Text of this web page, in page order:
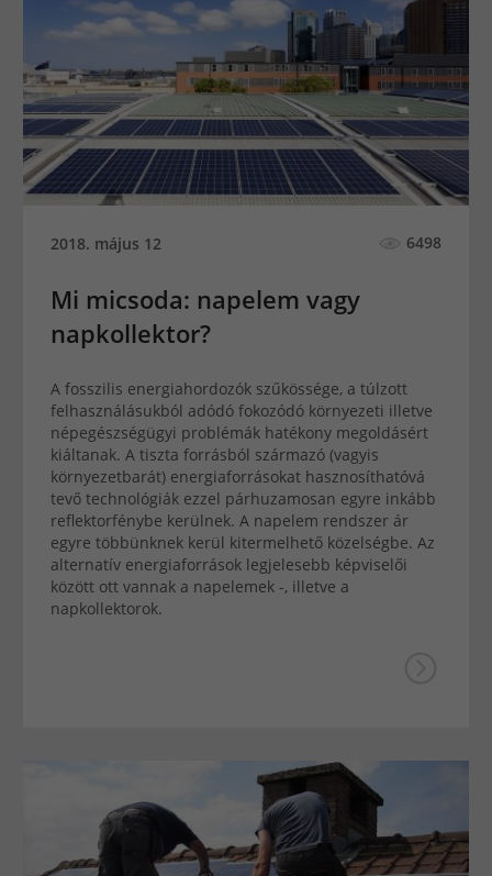
2018. május 12 6498
Mi micsoda: napelem vagy
napkollektor?
A fosszilis energiahordozók szűkössége, a túlzott
felhasználásukból adódó fokozódó környezeti illetve
népegészségügyi problémák hatékony megoldásért
kiáltanak. A tiszta forrásból származó (vagyis
környezetbarát) energiaforrásokat hasznosíthatóvá
tevő technológiák ezzel párhuzamosan egyre inkább
reflektorfénybe kerülnek. A napelem rendszer ár
egyre többünknek kerül kitermelhető közelségbe. Az
alternatív energiaforrások legjelesebb képviselői
között ott vannak a napelemek -, illetve a
napkollektorok.